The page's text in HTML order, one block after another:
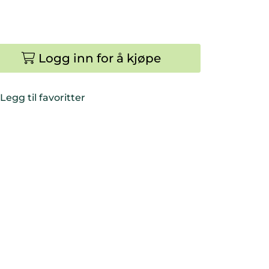
Logg inn for å kjøpe
Legg til favoritter